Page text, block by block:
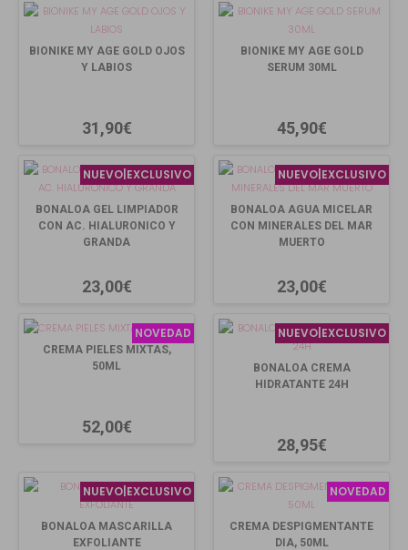
BIONIKE MY AGE GOLD OJOS
Y LABIOS
31,90€
BIONIKE MY AGE GOLD
SERUM 30ML
45,90€
NUEVO|EXCLUSIVO
BONALOA GEL LIMPIADOR
CON AC. HIALURONICO Y
GRANDA
23,00€
NUEVO|EXCLUSIVO
BONALOA AGUA MICELAR
CON MINERALES DEL MAR
MUERTO
23,00€
NOVEDAD
CREMA PIELES MIXTAS,
50ML
52,00€
NUEVO|EXCLUSIVO
BONALOA CREMA
HIDRATANTE 24H
28,95€
NUEVO|EXCLUSIVO
BONALOA MASCARILLA
EXFOLIANTE
NOVEDAD
CREMA DESPIGMENTANTE
DIA, 50ML